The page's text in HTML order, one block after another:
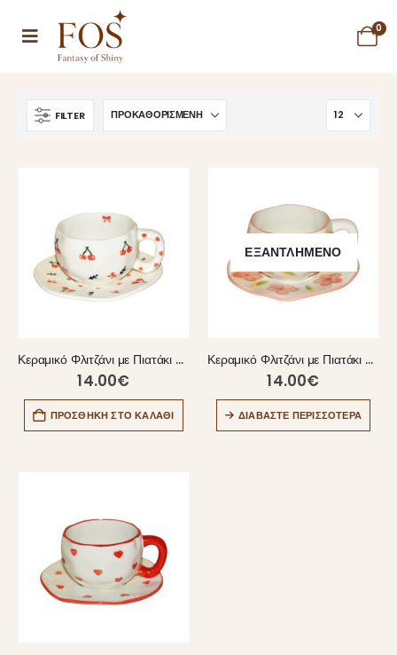
0
FILTER
Κεραμικό Φλιτζάνι με Πιατάκι & κερασάκια 300 ml
14.00€
ΠΡΟΣΘΉΚΗ ΣΤΟ ΚΑΛΆΘΙ
ΕΞΑΝΤΛΗΜΈΝΟ
Κεραμικό Φλιτζάνι με Πιατάκι & Ροζ Λουλούδια (300 ml)
14.00€
ΔΙΑΒΆΣΤΕ ΠΕΡΙΣΣΌΤΕΡΑ